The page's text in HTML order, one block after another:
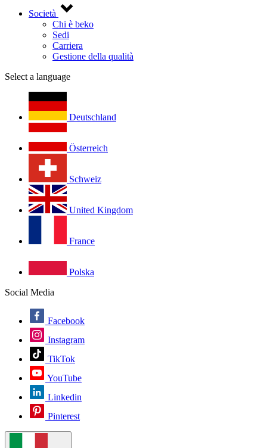
Società
Chi è beko
Sedi
Carriera
Gestione della qualità
Select a language
Deutschland
Österreich
Schweiz
United Kingdom
France
Polska
Social Media
Facebook
Instagram
TikTok
YouTube
Linkedin
Pinterest